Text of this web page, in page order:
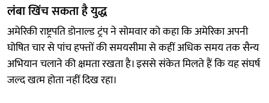
लंबा खिंच सकता है युद्ध
अमेरिकी राष्ट्रपति डोनाल्ड ट्रंप ने सोमवार को कहा कि अमेरिका अपनी
घोषित चार से पांच हफ्तों की समयसीमा से कहीं अधिक समय तक सैन्य
अभियान चलाने की क्षमता रखता है। इससे संकेत मिलते हैं कि यह संघर्ष
जल्द खत्म होता नहीं दिख रहा।